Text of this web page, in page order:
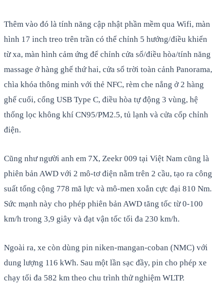
Thêm vào đó là tính năng cập nhật phần mềm qua Wifi, màn
hình 17 inch treo trên trần có thể chỉnh 5 hướng/điều khiển
từ xa, màn hình cảm ứng để chỉnh cửa sổ/điều hòa/tính năng
massage ở hàng ghế thứ hai, cửa sổ trời toàn cảnh Panorama,
chìa khóa thông minh với thẻ NFC, rèm che nắng ở 2 hàng
ghế cuối, cổng USB Type C, điều hòa tự động 3 vùng, hệ
thống lọc không khí CN95/PM2.5, tủ lạnh và cửa cốp chỉnh
điện.
Cũng như người anh em 7X, Zeekr 009 tại Việt Nam cũng là
phiên bản AWD với 2 mô-tơ điện nằm trên 2 cầu, tạo ra công
suất tổng cộng 778 mã lực và mô-men xoắn cực đại 810 Nm.
Sức mạnh này cho phép phiên bản AWD tăng tốc từ 0-100
km/h trong 3,9 giây và đạt vận tốc tối đa 230 km/h.
Ngoài ra, xe còn dùng pin niken-mangan-coban (NMC) với
dung lượng 116 kWh. Sau một lần sạc đầy, pin cho phép xe
chạy tối đa 582 km theo chu trình thử nghiệm WLTP.